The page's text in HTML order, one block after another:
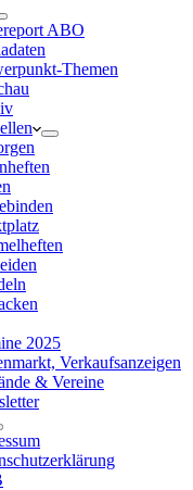
ABO
Themen
2025
Verkaufsanzeigen
& Vereine